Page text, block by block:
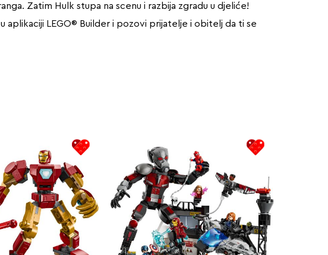
Zatim Hulk stupa na scenu i razbija zgradu u djeliće!
aplikaciji LEGO® Builder i pozovi prijatelje i obitelj da ti se